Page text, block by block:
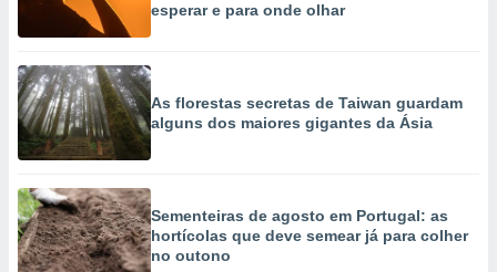
esperar e para onde olhar
As florestas secretas de Taiwan guardam
alguns dos maiores gigantes da Ásia
Sementeiras de agosto em Portugal: as
hortícolas que deve semear já para colher
no outono